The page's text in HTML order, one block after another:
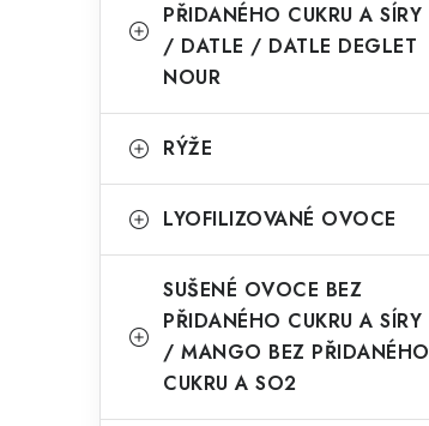
PŘIDANÉHO CUKRU A SÍRY
/ DATLE / DATLE DEGLET
NOUR
RÝŽE
LYOFILIZOVANÉ OVOCE
SUŠENÉ OVOCE BEZ
PŘIDANÉHO CUKRU A SÍRY
/ MANGO BEZ PŘIDANÉHO
CUKRU A SO2